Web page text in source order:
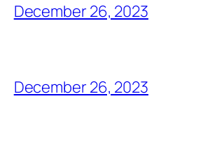
December 26, 2023
December 26, 2023